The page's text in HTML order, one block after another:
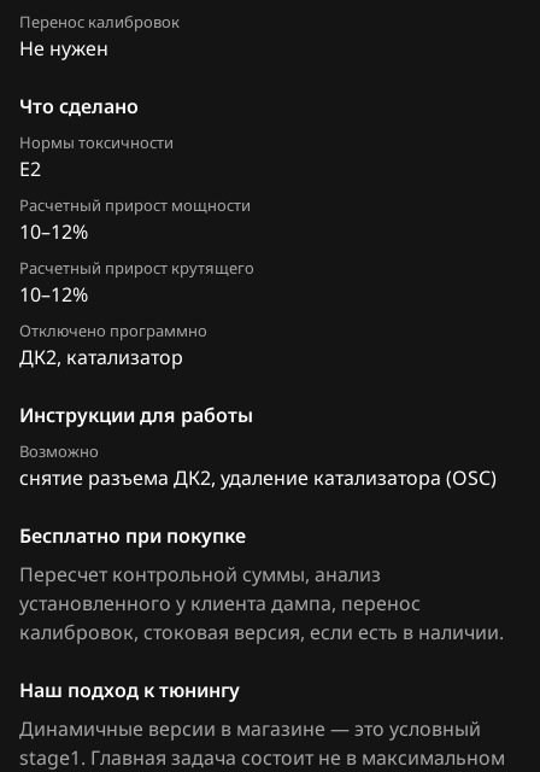
Derways
Dongfeng
Exeed
Extreme moto
FAW
Ford
Forthing
Foton
Genesis
GMC
Great Wall
Groz
Siemens EMS 3161
Siemens SID 301
Siemens SID 305
Siemens SID 306
Siemens SID 310
Siemens SID 321
Siemens Sim32
Перенос калибровок
Не нужен
Что сделано
Нормы токсичности
E2
Расчетный прирост мощности
10–12%
Расчетный прирост крутящего
10–12%
Отключено программно
ДК2, катализатор
Инструкции для работы
Возможно
снятие разъема ДК2, удаление катализатора (OSC)
Бесплатно при покупке
Пересчет контрольной суммы, анализ
установленного у клиента дампа, перенос
калибровок, стоковая версия, если есть в наличии.
Наш подход к тюнингу
Динамичные версии в магазине — это условный
stage1. Главная задача состоит не в максимальном